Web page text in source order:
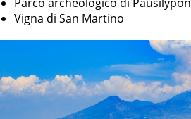
Vigna di San Martino